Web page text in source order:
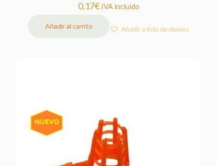
0,17€ IVA incluido
Añadir al carrito Añadir a lista de deseos